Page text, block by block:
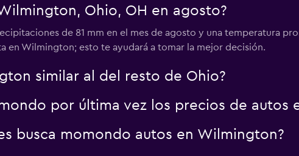
Ohio, OH en agosto?
de 81 mm en el mes de agosto y una temperatura
en Wilmington; esto te ayudará a tomar la mejor decisión.
similar al del resto de Ohio?
por última vez los precios de autos
busca momondo autos en Wilmington?